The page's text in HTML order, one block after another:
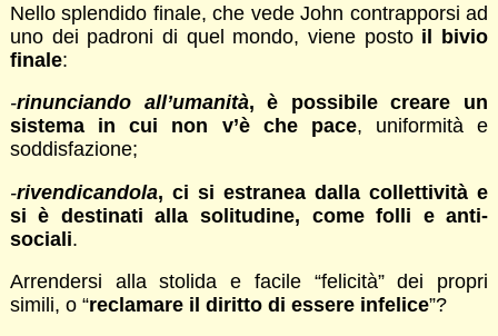
Nello splendido finale, che vede John contrapporsi ad
uno dei padroni di quel mondo, viene posto il bivio
finale:
-rinunciando all’umanità, è possibile creare un
sistema in cui non v’è che pace, uniformità e
soddisfazione;
-rivendicandola, ci si estranea dalla collettività e
si è destinati alla solitudine, come folli e anti-
sociali.
Arrendersi alla stolida e facile “felicità” dei propri
simili, o “reclamare il diritto di essere infelice”?